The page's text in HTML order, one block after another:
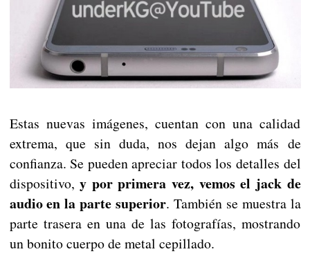
Estas nuevas imágenes, cuentan con una calidad
extrema, que sin duda, nos dejan algo más de
confianza. Se pueden apreciar todos los detalles del
dispositivo,y por primera vez, vemos el jack de
audio en la parte superior. También se muestra la
parte trasera en una de las fotografías, mostrando
un bonito cuerpo de metal cepillado.